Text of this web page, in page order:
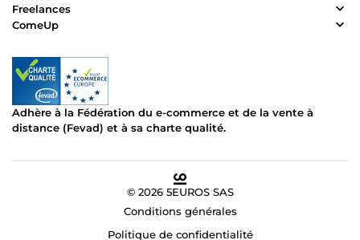
Freelances
ComeUp
Adhère à la Fédération du e-commerce et de la vente à
distance (Fevad) et à sa charte qualité.
© 2026 5EUROS SAS
Conditions générales
Politique de confidentialité